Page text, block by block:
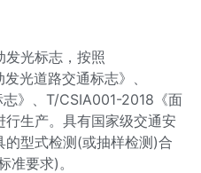
光标志，按照
光道路交通标志》、
》、T/CSIA001-2018《面
生产。具有国家级交通安
型式检测(或抽样检测)合
准要求)。